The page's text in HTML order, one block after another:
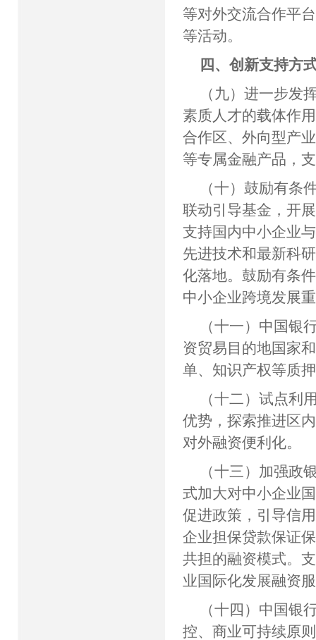
等对外交流合作平
等活动。
四、创新支持方
（九）进一步发
素质人才的载体作
合作区、外向型产
等专属金融产品，
（十）鼓励有条
联动引导基金，开
支持国内中小企业
先进技术和最新科
化落地。鼓励有条
中小企业跨境发展
（十一）中国银
资贸易目的地国家
单、知识产权等质
（十二）试点利
优势，探索推进区
对外融资便利化。
（十三）加强政
式加大对中小企业
促进政策，引导信
企业担保贷款保证
共担的融资模式。
业国际化发展融资
（十四）中国银
控、商业可持续原